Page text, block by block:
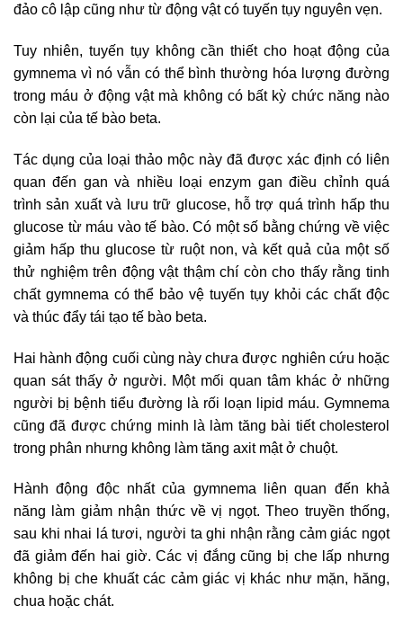
đảo cô lập cũng như từ động vật có tuyến tụy nguyên vẹn.
Tuy nhiên, tuyến tụy không cần thiết cho hoạt động của
gymnema vì nó vẫn có thể bình thường hóa lượng đường
trong máu ở động vật mà không có bất kỳ chức năng nào
còn lại của tế bào beta.
Tác dụng của loại thảo mộc này đã được xác định có liên
quan đến gan và nhiều loại enzym gan điều chỉnh quá
trình sản xuất và lưu trữ glucose, hỗ trợ quá trình hấp thu
glucose từ máu vào tế bào. Có một số bằng chứng về việc
giảm hấp thu glucose từ ruột non, và kết quả của một số
thử nghiệm trên động vật thậm chí còn cho thấy rằng tinh
chất gymnema có thể bảo vệ tuyến tụy khỏi các chất độc
và thúc đẩy tái tạo tế bào beta.
Hai hành động cuối cùng này chưa được nghiên cứu hoặc
quan sát thấy ở người. Một mối quan tâm khác ở những
người bị bệnh tiểu đường là rối loạn lipid máu. Gymnema
cũng đã được chứng minh là làm tăng bài tiết cholesterol
trong phân nhưng không làm tăng axit mật ở chuột.
Hành động độc nhất của gymnema liên quan đến khả
năng làm giảm nhận thức về vị ngọt. Theo truyền thống,
sau khi nhai lá tươi, người ta ghi nhận rằng cảm giác ngọt
đã giảm đến hai giờ. Các vị đắng cũng bị che lấp nhưng
không bị che khuất các cảm giác vị khác như mặn, hăng,
chua hoặc chát.